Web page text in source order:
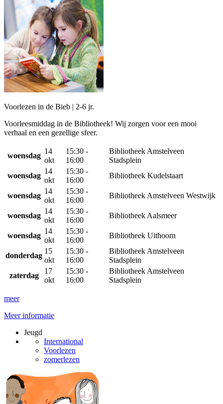
Voorlezen in de Bieb | 2-6 jr.
Voorleesmiddag in de Bibliotheek! Wij zorgen voor een mooi
verhaal en een gezellige sfeer.
woensdag
14
okt
15:30 -
16:00
Bibliotheek Amstelveen
Stadsplein
woensdag
14
okt
15:30 -
16:00
Bibliotheek Kudelstaart
woensdag
14
okt
15:30 -
16:00
Bibliotheek Amstelveen Westwijk
woensdag
14
okt
15:30 -
16:00
Bibliotheek Aalsmeer
woensdag
14
okt
15:30 -
16:00
Bibliotheek Uithoorn
donderdag
15
okt
15:30 -
16:00
Bibliotheek Amstelveen
Stadsplein
zaterdag
17
okt
15:30 -
16:00
Bibliotheek Amstelveen
Stadsplein
meer
Meer informatie
Jeugd
International
Voorlezen
zomerlezen